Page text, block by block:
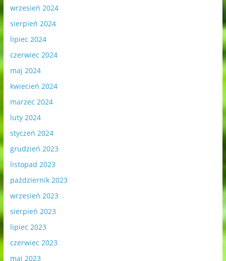
wrzesień 2024
sierpień 2024
lipiec 2024
czerwiec 2024
maj 2024
kwiecień 2024
marzec 2024
luty 2024
styczeń 2024
grudzień 2023
listopad 2023
październik 2023
wrzesień 2023
sierpień 2023
lipiec 2023
czerwiec 2023
maj 2023